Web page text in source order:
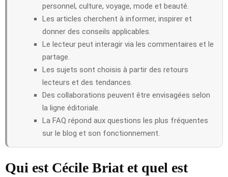
personnel, culture, voyage, mode et beauté.
Les articles cherchent à informer, inspirer et
donner des conseils applicables.
Le lecteur peut interagir via les commentaires et le
partage.
Les sujets sont choisis à partir des retours
lecteurs et des tendances.
Des collaborations peuvent être envisagées selon
la ligne éditoriale.
La FAQ répond aux questions les plus fréquentes
sur le blog et son fonctionnement.
Qui est Cécile Briat et quel est